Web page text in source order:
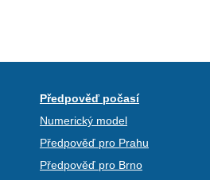
Předpověď počasí
Numerický model
Předpověď pro Prahu
Předpověď pro Brno